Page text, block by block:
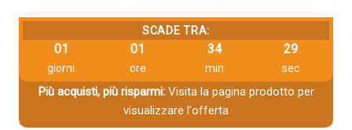
SCADE TRA:
01
giorni
01
ore
34
min
28
sec
Più acquisti, più risparmi:Visita la pagina prodotto per
visualizzare l'offerta